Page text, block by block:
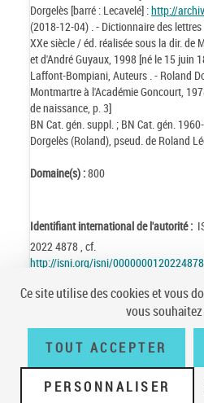
Dorgelès [barré : Lecavelé] :http://
(2018-12-04) . - Dictionnaire des
XXe siècle / éd. réalisée sous la dir. de
et d'André Guyaux, 1998 [né le 15 juin
Laffont-Bompiani, Auteurs . - Roland
Montmartre à l'Académie Goncourt,
de naissance, p. 3]
BN Cat. gén. suppl. ; BN Cat. gén.
Dorgelès (Roland), pseud. de Roland
Domaine(s) :800
Identifiant international de l'autorité :
2022 4878 , cf.
http://isni.org/isni/0000000120224878
Notice n° :FRBNF11900436
Mise à jour :
Conditions générales d'utilisation | A
Ce site utilise des cookies et vous
vous
TOUT ACCEPTER
PERSONNALISER